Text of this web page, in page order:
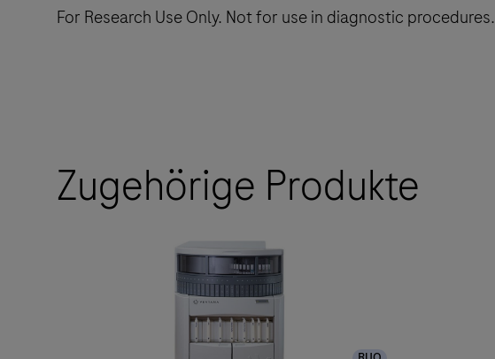
For Research Use Only. Not for use in diagnostic procedures.
Zugehörige Produkte